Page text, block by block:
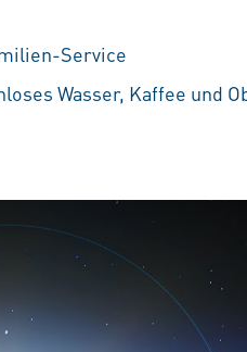
Service
Wasser, Kaffee und